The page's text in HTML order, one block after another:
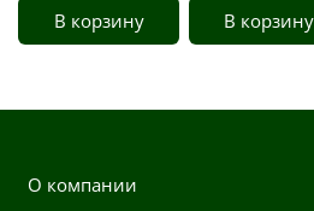
В корзину В корзину
О компании